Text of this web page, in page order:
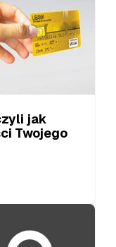
jak
Twojego